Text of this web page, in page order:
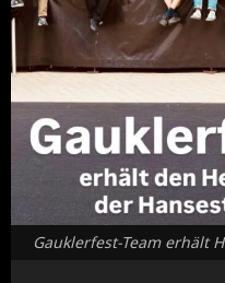
Gauklerfest-Team erhält